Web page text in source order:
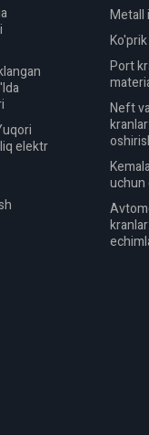
elektr
Metall
Port
Neft
uchun